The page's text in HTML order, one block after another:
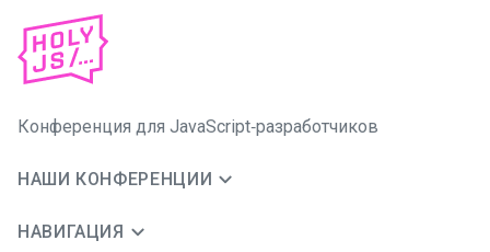
Конференция для JavaScript‑разработчиков
НАШИ КОНФЕРЕНЦИИ
НАВИГАЦИЯ